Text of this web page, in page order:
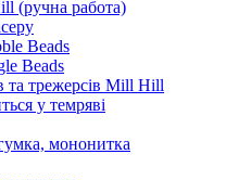
(ручна работа)
Beads
Beads
та трежерсів Mill Hill
у темряві
мононитка